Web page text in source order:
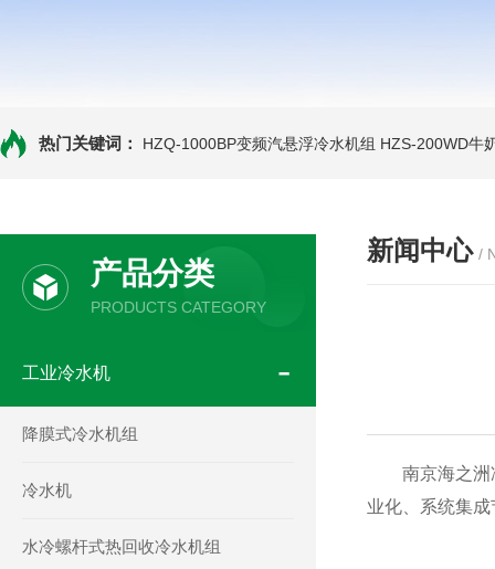
热门关键词： HZQ-1000BP变频汽悬浮冷水机组 HZS-200WD牛
产品分类
PRODUCTS CATEGORY
工业冷水机
降膜式冷水机组
冷水机
水冷螺杆式热回收冷水机组
新闻中心 /
南京海之洲冷
业化、系统集